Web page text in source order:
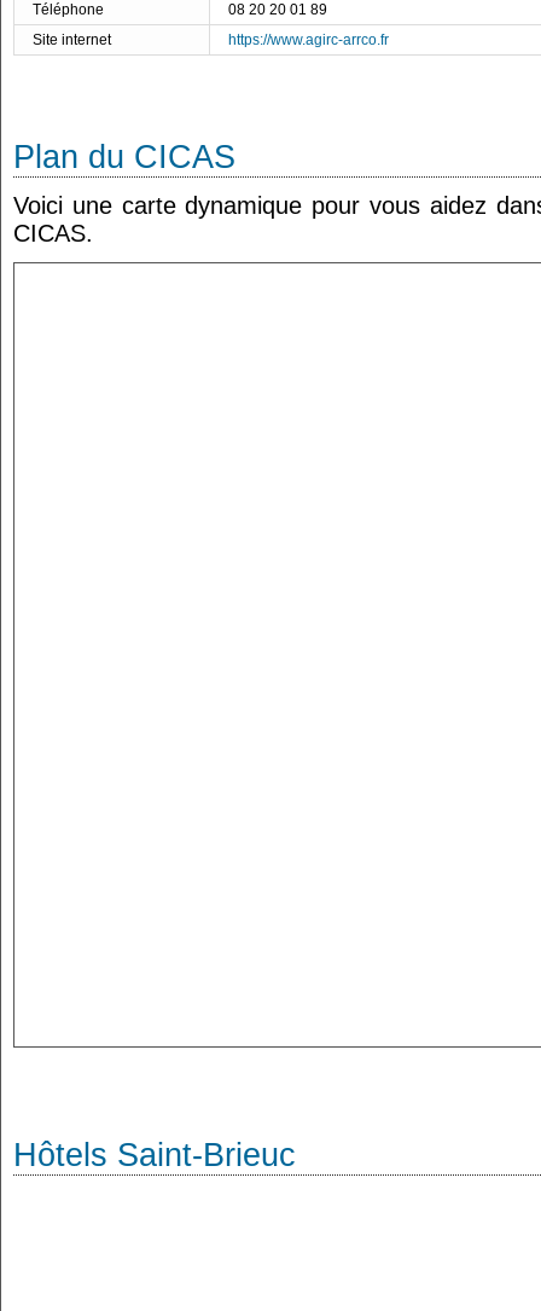
Téléphone
08 20 20 01 89
Site internet
https://www.agirc-arrco.fr
Plan du CICAS
Voici une carte dynamique pour vous aidez
CICAS.
Hôtels Saint-Brieuc